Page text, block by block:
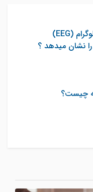
نوار مغز یا الکتروانسفالوگرام (EEG)
نشان میدهد ؟
چیست؟